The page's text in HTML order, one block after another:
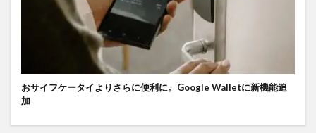
おサイフケータイよりさらに便利に。Google Walletに新機能追
加